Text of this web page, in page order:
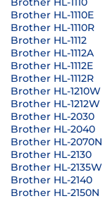
Brother HL-1110E
Brother HL-1110R
Brother HL-1112
Brother HL-1112A
Brother HL-1112E
Brother HL-1112R
Brother HL-1210W
Brother HL-1212W
Brother HL-2030
Brother HL-2040
Brother HL-2070N
Brother HL-2130
Brother HL-2135W
Brother HL-2140
Brother HL-2150N